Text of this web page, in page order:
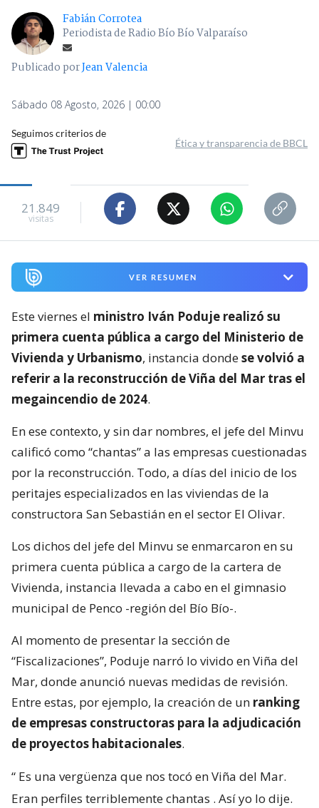
Fabián Corrotea
Periodista de Radio Bío Bío Valparaíso
Publicado porJean Valencia
Sábado 08 Agosto, 2026 | 00:00
Seguimos criterios de
Ética y transparencia de BBCL
21.849
visitas
VER RESUMEN
Este viernes el ministro Iván Poduje realizó su
primera cuenta pública a cargo del Ministerio de
Vivienda y Urbanismo, instancia dondese volvió a
referir a la reconstrucción de Viña del Mar tras el
megaincendio de 2024.
En ese contexto, y sin dar nombres, el jefe del Minvu
calificó como “chantas” a las empresas cuestionadas
por la reconstrucción. Todo, a días del inicio de los
peritajes especializados en las viviendas de la
constructora San Sebastián en el sector El Olivar.
Los dichos del jefe del Minvu se enmarcaron en su
primera cuenta pública a cargo de la cartera de
Vivienda, instancia llevada a cabo en el gimnasio
municipal de Penco -región del Bío Bío-.
Al momento de presentar la sección de
“Fiscalizaciones”, Poduje narró lo vivido en Viña del
Mar, donde anunció nuevas medidas de revisión.
Entre estas, por ejemplo, la creación de un ranking
de empresas constructoras para la adjudicación
de proyectos habitacionales.
“ Es una vergüenza que nos tocó en Viña del Mar.
Eran perfiles terriblemente chantas . Así yo lo dije.